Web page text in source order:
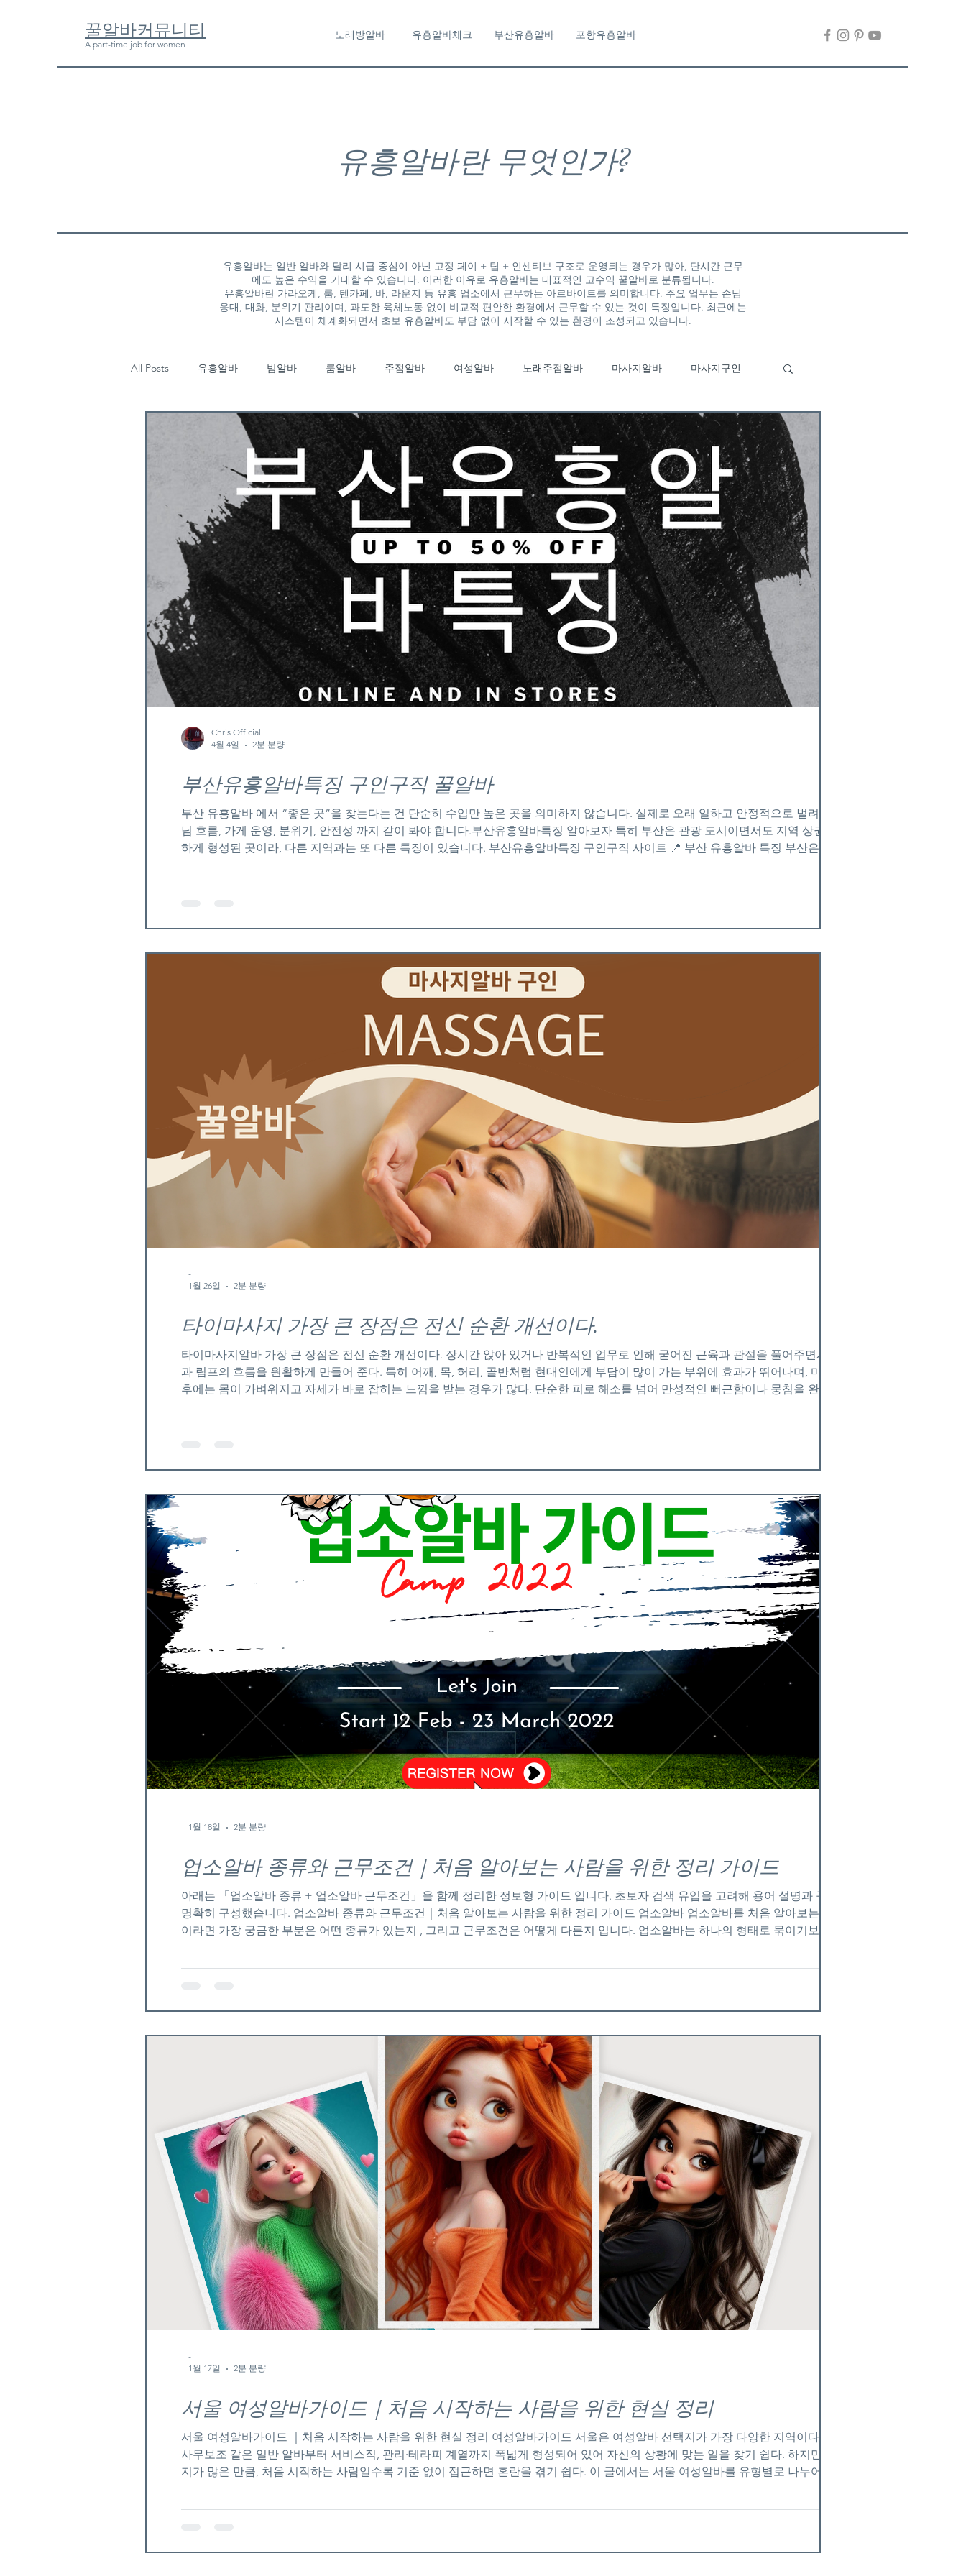
​꿀알바커뮤니티
A part-time job for women
노래방알바 유흥알바체크 부산유흥알바 포항유흥알바
유흥알바란 무엇인가?
유흥알바는 일반 알바와 달리 시급 중심이 아닌 고정 페이 + 팁 + 인센티브 구조로 운영되는 경우가 많아, 단시간 근무
에도 높은 수익을 기대할 수 있습니다. 이러한 이유로 유흥알바는 대표적인 고수익 꿀알바로 분류됩니다.
유흥알바란 가라오케, 룸, 텐카페, 바, 라운지 등 유흥 업소에서 근무하는 아르바이트를 의미합니다. 주요 업무는 손님
응대, 대화, 분위기 관리이며, 과도한 육체노동 없이 비교적 편안한 환경에서 근무할 수 있는 것이 특징입니다. 최근에는
시스템이 체계화되면서 초보 유흥알바도 부담 없이 시작할 수 있는 환경이 조성되고 있습니다.
All Posts 유흥알바 밤알바 룸알바 주점알바 여성알바 노래주점알바 마사지알바 마사지구인
태국마사지 강남노래주점알바 유흥알바채용중 유흥알바가이드 룸바알바 이자카야알바
타이마사지 태국마사지알바 태국마사지구인 스웨디시알바 스웨디시구인 부산유흥알바특징
기장유흥알바 부산룸알바 부산여성알바 부산단기알바 고소득알바 일자리정보 알바구인
유흥알바구인
부산유흥알바특징 구인구직 꿀알바
부산 유흥알바 에서 “좋은 곳”을 찾는다는 건 단순히 수입만 높은 곳을 의미하지 않습니다. 실제로 오래 일하고 안정적으로 벌려면 손
님 흐름, 가게 운영, 분위기, 안전성 까지 같이 봐야 합니다.부산유흥알바특징 알아보자 특히 부산은 관광 도시이면서도 지역 상권이 강
하게 형성된 곳이라, 다른 지역과는 또 다른 특징이 있습니다. 부산유흥알바특징 구인구직 사이트 📍 부산 유흥알바 특징 부산은 크게
시즌 때는 손님 폭발 ✔ 평소에는 단골로 유지 특히 해운대, 서면, 광안리 쪽은👉 외지 손님 + 관광 수요가 많아서👉 단기간 고수익이
Chris Official
4월 4일
2분 분량
타이마사지 가장 큰 장점은 전신 순환 개선이다.
타이마사지알바 가장 큰 장점은 전신 순환 개선이다. 장시간 앉아 있거나 반복적인 업무로 인해 굳어진 근육과 관절을 풀어주면서 혈액
과 림프의 흐름을 원활하게 만들어 준다. 특히 어깨, 목, 허리, 골반처럼 현대인에게 부담이 많이 가는 부위에 효과가 뛰어나며, 마사지
후에는 몸이 가벼워지고 자세가 바로 잡히는 느낌을 받는 경우가 많다. 단순한 피로 해소를 넘어 만성적인 뻐근함이나 뭉침을 완화하는
완을 넘어 전신의 균형과 에너지 흐름을 회복하는 데 목적을 둔다. 흔히 ‘타이 요가 마사지’라고도 불리며, 손뿐 아니라 팔꿈치, 무릎, 발
-
1월 26일
2분 분량
업소알바 종류와 근무조건｜처음 알아보는 사람을 위한 정리 가이드
아래는 「업소알바 종류 + 업소알바 근무조건」을 함께 정리한 정보형 가이드 입니다. 초보자 검색 유입을 고려해 용어 설명과 구조를
명확히 구성했습니다. 업소알바 종류와 근무조건｜처음 알아보는 사람을 위한 정리 가이드 업소알바 업소알바를 처음 알아보는 사람
이라면 가장 궁금한 부분은 어떤 종류가 있는지 , 그리고 근무조건은 어떻게 다른지 입니다. 업소알바는 하나의 형태로 묶이기보다는
특징과 실제 근무조건을 기준으로 자세히 설명합니다. 업소알바 종류 정리 1. 룸알바 룸알바는 업소알바 중 가장 대표적인 형태입니다.
-
1월 18일
2분 분량
서울 여성알바가이드｜처음 시작하는 사람을 위한 현실 정리
서울 여성알바가이드 ｜처음 시작하는 사람을 위한 현실 정리 여성알바가이드 서울은 여성알바 선택지가 가장 다양한 지역이다. 카페·
사무보조 같은 일반 알바부터 서비스직, 관리·테라피 계열까지 폭넓게 형성되어 있어 자신의 상황에 맞는 일을 찾기 쉽다. 하지만 선택
지가 많은 만큼, 처음 시작하는 사람일수록 기준 없이 접근하면 혼란을 겪기 쉽다. 이 글에서는 서울 여성알바를 유형별로 나누어 , 현실
비층이 다양해 단기·장기 알바 모두 꾸준한 구인이 이어진다. 특히 강남, 홍대, 건대, 종로, 여의도 등 상권이 분명한 지역은 여성 알바 수
-
1월 17일
2분 분량